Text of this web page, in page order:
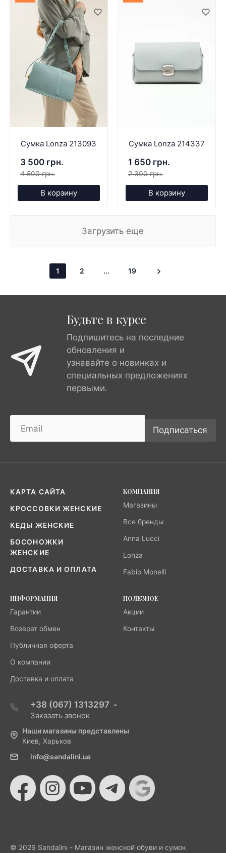
Сумка Lonza 213093
3 500 грн.
4 500 грн.
В корзину
Сумка Lonza 214337
1 650 грн.
2 300 грн.
В корзину
Загрузить еще
1 2 ... 19
Будьте в курсе
Подпишитесь на последние
обновления и
узнавайте о новинках и
специальных предложениях
первыми.
Подписаться
КАРТА САЙТА
КРОССОВКИ ЖЕНСКИЕ
КЕДЫ ЖЕНСКИЕ
БОСОНОЖКИ
ЖЕНСКИЕ
ДОСТАВКА И ОПЛАТА
КОМПАНИЯ
Магазины
Все бренды
Anna Lucci
Lonza
Fabio Monelli
ИНФОРМАЦИЯ
Гарантии
Возврат обмен
Публичная оферта
О компании
Доставка и оплата
ПОЛЕЗНОЕ
Акции
Контакты
+38 (067) 1313297
Заказать звонок
Наши магазины представлены
Киев, Харьков
info@sandalini.ua
© 2026 Sandalini - Магазин женской обуви и сумок